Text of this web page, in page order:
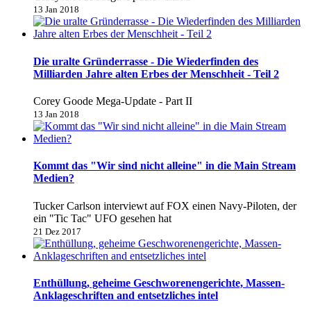
13 Jan 2018
Die uralte Gründerrasse - Die Wiederfinden des
Milliarden Jahre alten Erbes der Menschheit - Teil 2
Corey Goode Mega-Update - Part II
13 Jan 2018
Kommt das "Wir sind nicht alleine" in die Main Stream
Medien?
Tucker Carlson interviewt auf FOX einen Navy-Piloten, der
ein "Tic Tac" UFO gesehen hat
21 Dez 2017
Enthüllung, geheime Geschworenengerichte, Massen-
Anklageschriften and entsetzliches intel